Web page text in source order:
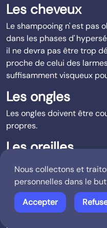
Nous collectons et
personnelles dans le
Accepter
Les cheveux
Le shampooing n' est pas
dans les phases d'
il ne devra pas être trop
proche de celui des
suffisamment visqueux
Les ongles
Les ongles doivent être
propres.
Les oreilles
Il ne faut pas utiliser de
simplement essuyer la
sortie du bain.
L’ombilic